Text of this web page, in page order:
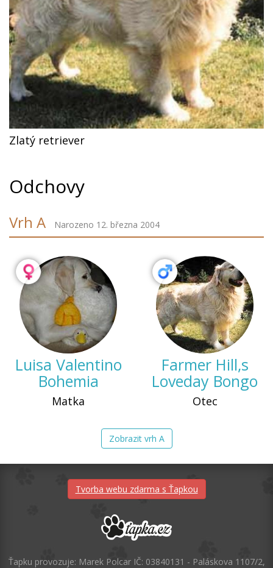
Zlatý retriever
Odchovy
Vrh A Narozeno 12. března 2004
Luisa Valentino
Bohemia
Matka
Farmer Hill,s
Loveday Bongo
Otec
Zobrazit vrh A
Tvorba webu zdarma s Ťapkou
Ťapku provozuje: Marek Polcar IČ: 03840131 - Paláskova 1107/2,